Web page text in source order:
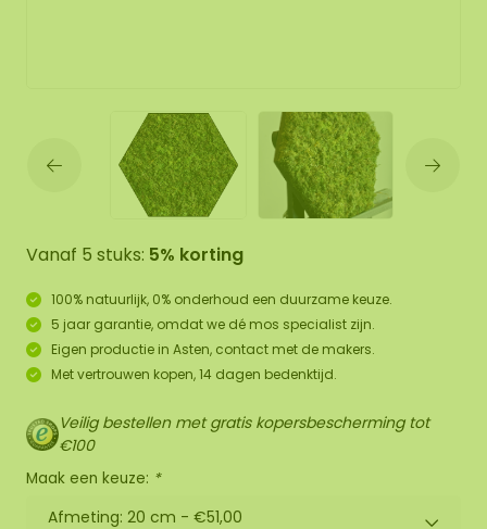
Vanaf 5 stuks: 5% korting
100% natuurlijk, 0% onderhoud een duurzame keuze.
5 jaar garantie, omdat we dé mos specialist zijn.
Eigen productie in Asten, contact met de makers.
Met vertrouwen kopen, 14 dagen bedenktijd.
Veilig bestellen met gratis kopersbescherming tot
€100
Maak een keuze: *
Afmeting: 20 cm - €51,00